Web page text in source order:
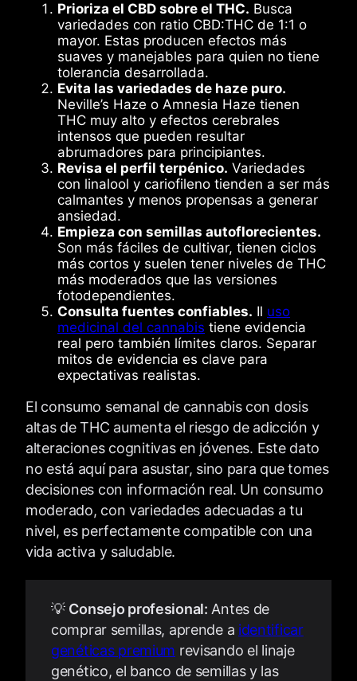
Prioriza el CBD sobre el THC. Busca
variedades con ratio CBD:THC de 1:1 o
mayor. Estas producen efectos más
suaves y manejables para quien no tiene
tolerancia desarrollada.
Evita las variedades de haze puro.
Neville’s Haze o Amnesia Haze tienen
THC muy alto y efectos cerebrales
intensos que pueden resultar
abrumadores para principiantes.
Revisa el perfil terpénico. Variedades
con linalool y cariofileno tienden a ser más
calmantes y menos propensas a generar
ansiedad.
Empieza con semillas autoflorecientes.
Son más fáciles de cultivar, tienen ciclos
más cortos y suelen tener niveles de THC
más moderados que las versiones
fotodependientes.
Consulta fuentes confiables. Il uso
medicinal del cannabis tiene evidencia
real pero también límites claros. Separar
mitos de evidencia es clave para
expectativas realistas.
El consumo semanal de cannabis con dosis
altas de THC aumenta el riesgo de adicción y
alteraciones cognitivas en jóvenes. Este dato
no está aquí para asustar, sino para que tomes
decisiones con información real. Un consumo
moderado, con variedades adecuadas a tu
nivel, es perfectamente compatible con una
vida activa y saludable.
💡 Consejo profesional: Antes de
comprar semillas, aprende a identificar
genéticas premium revisando el linaje
genético, el banco de semillas y las